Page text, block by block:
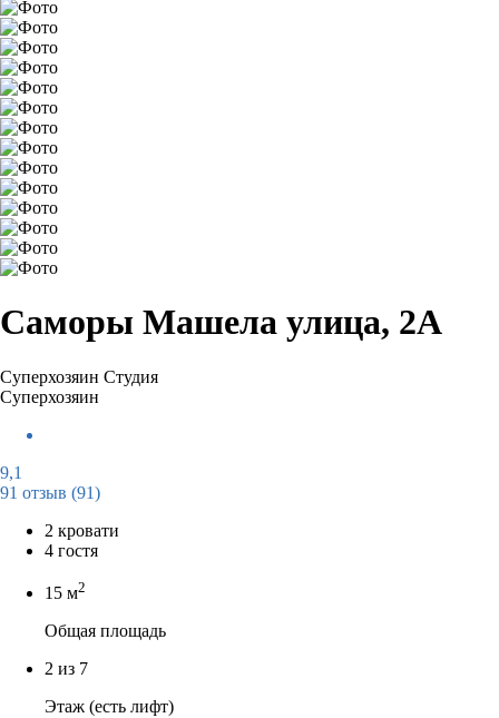
Саморы Машела улица, 2А
Суперхозяин Студия
Суперхозяин
9,1
91 отзыв (91)
2 кровати
4 гостя
15 м2
Общая площадь
2 из 7
Этаж (есть лифт)